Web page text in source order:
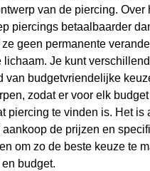
van de piercing. Over
piercings betaalbaarder
geen permanente
lichaam. Je kunt
van budgetvriendelijke
zodat er voor elk
piercing te vinden is. Het is
aankoop de prijzen en
om zo de beste keuze te
budget.